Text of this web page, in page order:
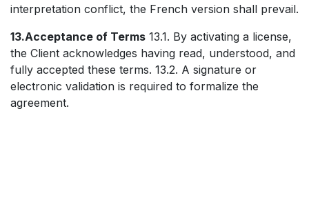
interpretation conflict, the French version shall prevail.
13.Acceptance of Terms 13.1. By activating a license,
the Client acknowledges having read, understood, and
fully accepted these terms. 13.2. A signature or
electronic validation is required to formalize the
agreement.